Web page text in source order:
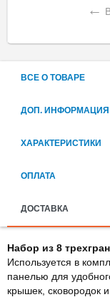
←
ВСЕ О ТОВАРЕ
ДОП. ИНФОРМАЦИЯ
ХАРАКТЕРИСТИКИ
ОПЛАТА
ДОСТАВКА
Набор из 8
Используется в
панелью для
крышек, сковородок